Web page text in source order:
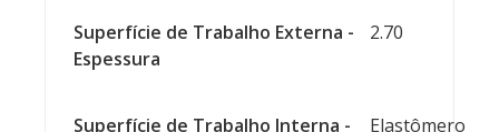
Superfície de Trabalho Externa -
Espessura
2.70
Superfície de Trabalho Interna -
Elastômero